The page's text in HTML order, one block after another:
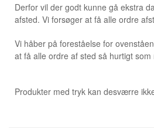
Derfor vil der godt kunne gå ekstra
afsted. Vi forsøger at få alle ordre
Vi håber på foreståelse for
at få alle ordre af sted så hurtigt som
Produkter med tryk kan desværre